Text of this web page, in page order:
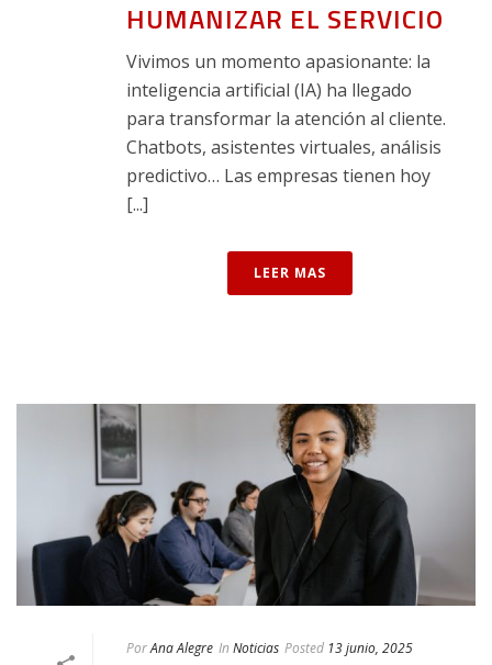
HUMANIZAR EL SERVICIO
Vivimos un momento apasionante: la
inteligencia artificial (IA) ha llegado
para transformar la atención al cliente.
Chatbots, asistentes virtuales, análisis
predictivo… Las empresas tienen hoy
[...]
LEER MAS
PorAna Alegre In Noticias Posted 13 junio, 2025